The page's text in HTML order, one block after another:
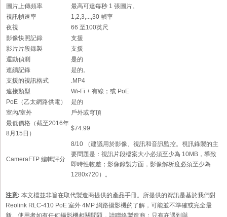
圖片上傳頻率
最高可達每秒 1 張圖片。
視訊幀速率
1,2,3,...,30 幀率
夜視
66 至100英尺
影像快照記錄
支援
影片片段錄製
支援
運動偵測
是的
連續記錄
是的。
支援的視訊格式
.MP4
連接類型
Wi-Fi + 有線；或 PoE
PoE（乙太網路供電）
是的
室內/室外
戶外或穹頂
最低價格（截至2016年
8月15日）
$74.99
CameraFTP 編輯評分
8/10 （建議用於影像、視訊和音訊監控。視訊錄製的主
要問題是：視訊片段檔案大小必須至少為 10MB，導致
即時性較差；影像錄製方面，影像解析度必須至少為
1280x720）。
注意: 本文檔並非旨在取代製造商提供的產品手冊。所提供的資訊是基於我們對
Reolink RLC-410 PoE 室外 4MP 網路攝影機的了解，可能並不準確或完全最
新。使用者如有任何攝影機相關問題，請聯絡製造商；只有在遇到與